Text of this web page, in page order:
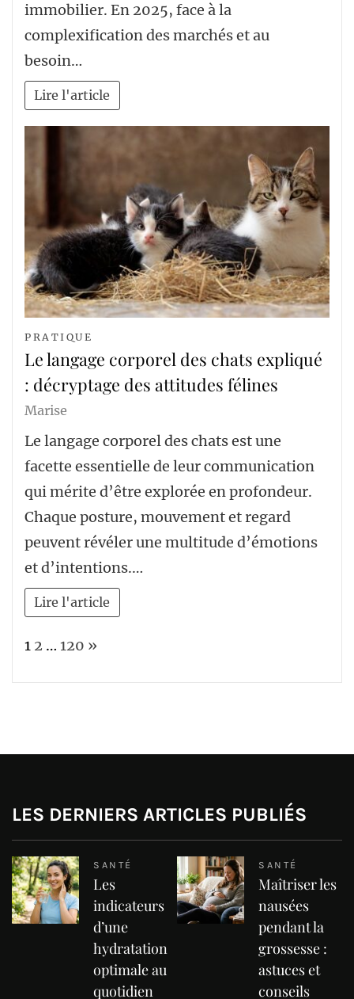
immobilier. En 2025, face à la
complexification des marchés et au
besoin…
Lire l'article
PRATIQUE
Le langage corporel des chats expliqué
: décryptage des attitudes félines
Marise
Le langage corporel des chats est une
facette essentielle de leur communication
qui mérite d’être explorée en profondeur.
Chaque posture, mouvement et regard
peuvent révéler une multitude d’émotions
et d’intentions.…
Lire l'article
Page:
1 2 … 120 Next
»
LES DERNIERS ARTICLES PUBLIÉS
SANTÉ
Les
indicateurs
d’une
hydratation
optimale au
quotidien
SANTÉ
Maîtriser les
nausées
pendant la
grossesse :
astuces et
conseils